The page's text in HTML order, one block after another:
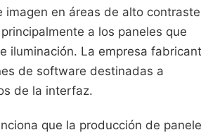
en áreas de alto
a los paneles que
iluminación. La empresa
de software destinadas a
de la interfaz.
que la producción de